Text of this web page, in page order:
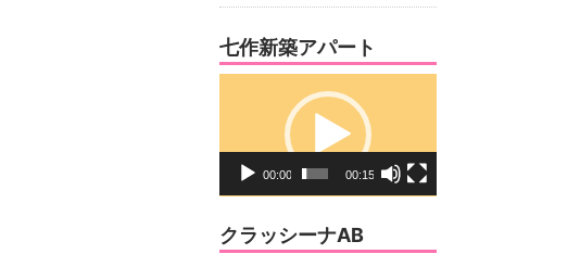
七作新築アパート
ー
00:00 00:15
クラッシーナAB